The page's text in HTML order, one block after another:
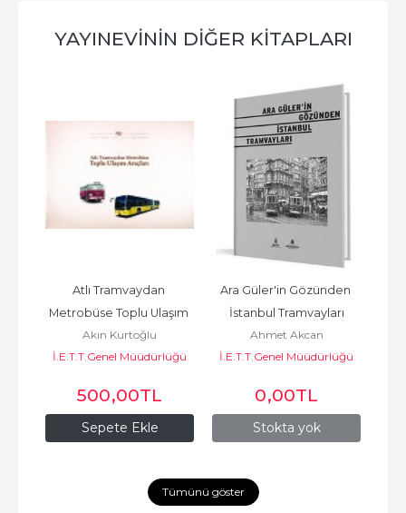
YAYINEVININ DIĞER KITAPLARI
Sepete Ekle
Atlı Tramvaydan
Metrobüse Toplu Ulaşım
Araçları
Akın Kurtoğlu
İ.E.T.T.Genel Müüdürlüğü
500,00TL
Stokta yok
Ara Güler'in Gözünden
İstanbul Tramvayları
Ahmet Akcan
İ.E.T.T.Genel Müüdürlüğü
0,00TL
Tümünü göster